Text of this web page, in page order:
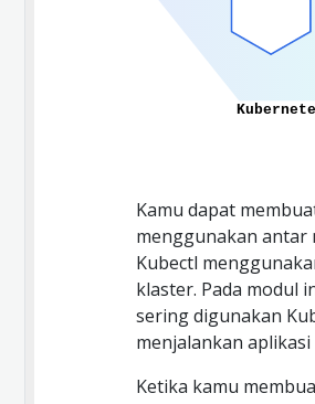
Kamu dapat
menggunakan antar
Kubectl
klaster. Pada modul
sering digunakan
menjalankan
Ketika kamu